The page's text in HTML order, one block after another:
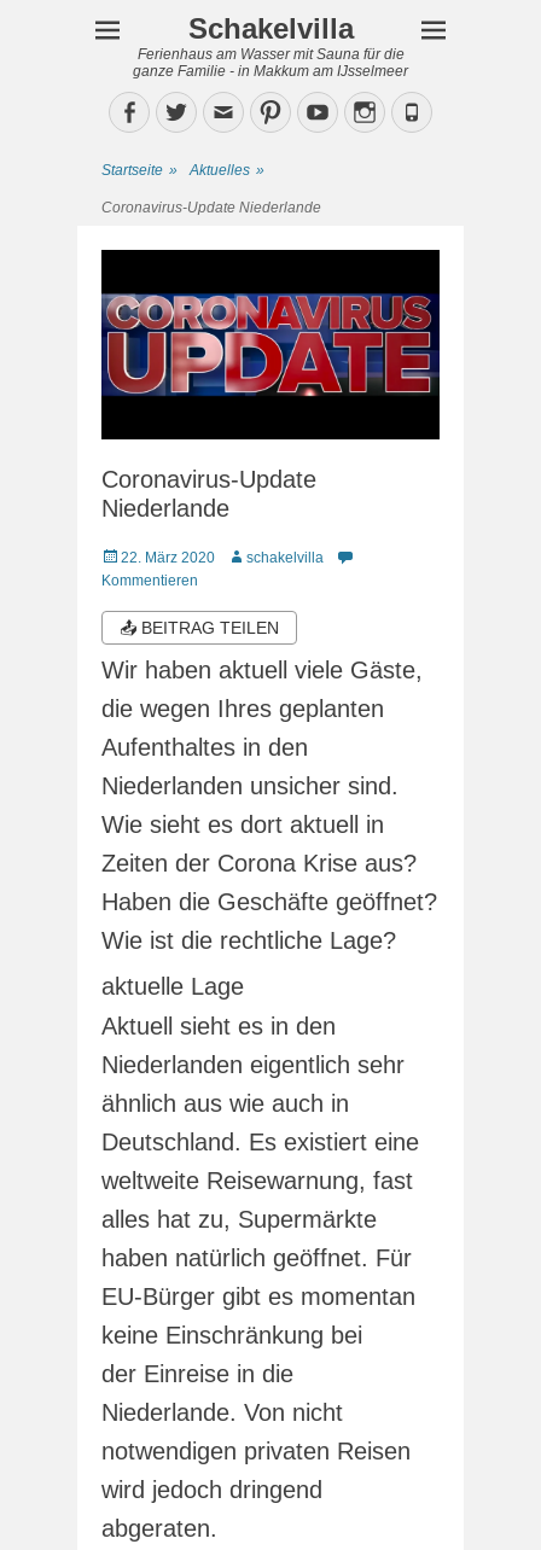
Schakelvilla
Ferienhaus am Wasser mit Sauna für die
ganze Familie - in Makkum am IJsselmeer
Facebook
TwitterEmailPinterestYouTubeInstagram
Phone
Startseite » Aktuelles »
Coronavirus-Update Niederlande
Coronavirus-Update
Niederlande
Veröffentlicht
am
22. März 2020 Autorschakelvilla
Kommentieren
📤 BEITRAG TEILEN
Wir haben aktuell viele Gäste,
die wegen Ihres geplanten
Aufenthaltes in den
Niederlanden unsicher sind.
Wie sieht es dort aktuell in
Zeiten der Corona Krise aus?
Haben die Geschäfte geöffnet?
Wie ist die rechtliche Lage?
aktuelle Lage
Aktuell sieht es in den
Niederlanden eigentlich sehr
ähnlich aus wie auch in
Deutschland. Es existiert eine
weltweite Reisewarnung, fast
alles hat zu, Supermärkte
haben natürlich geöffnet. Für
EU-Bürger gibt es momentan
keine Einschränkung bei
der Einreise in die
Niederlande. Von nicht
notwendigen privaten Reisen
wird jedoch dringend
abgeraten.